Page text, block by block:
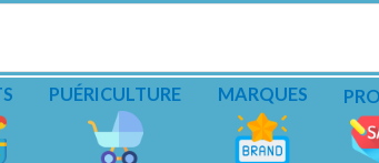
PUÉRICULTURE MARQUES